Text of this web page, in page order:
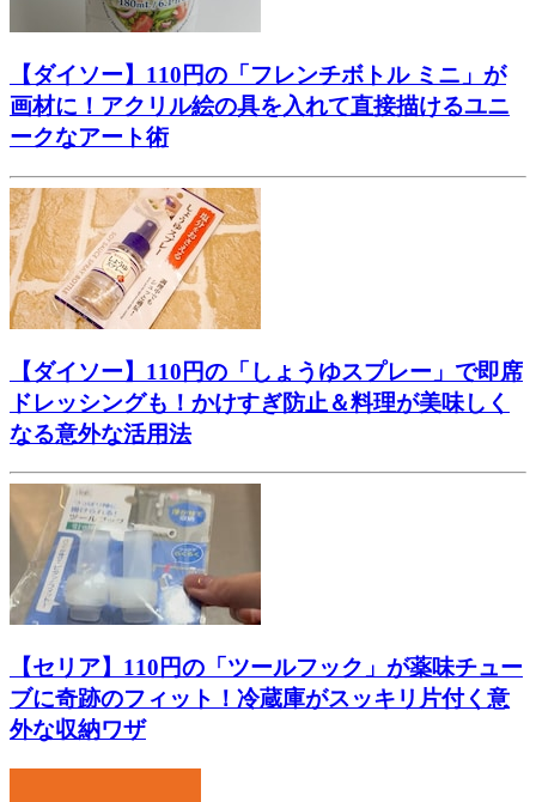
【ダイソー】110円の「フレンチボトル ミニ」が
画材に！アクリル絵の具を入れて直接描けるユニ
ークなアート術
【ダイソー】110円の「しょうゆスプレー」で即席
ドレッシングも！かけすぎ防止＆料理が美味しく
なる意外な活用法
【セリア】110円の「ツールフック」が薬味チュー
ブに奇跡のフィット！冷蔵庫がスッキリ片付く意
外な収納ワザ